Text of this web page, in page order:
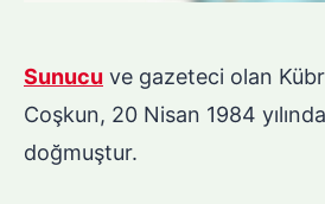
Sunucu ve gazeteci olan
Coşkun, 20 Nisan 1984 yılında
doğmuştur.